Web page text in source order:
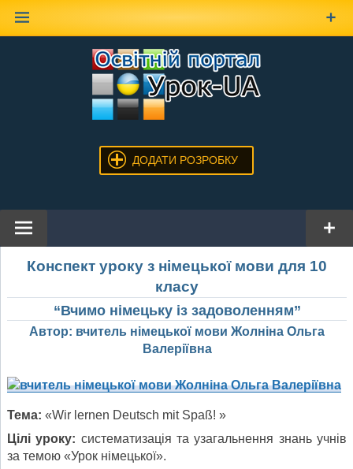
ДОДАТИ РОЗРОБКУ
Конспект уроку з німецької мови для 10
класу
“Вчимо німецьку із задоволенням”
Автор: вчитель німецької мови Жолніна Ольга
Валеріївна
Тема: «Wir lernen Deutsch mit Spaß! »
Цілі уроку: систематизація та узагальнення знань учнів
за темою «Урок німецької».